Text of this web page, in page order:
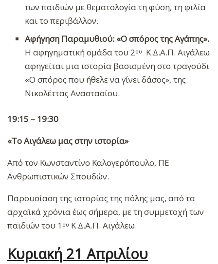
των παιδιών με θεματολογία τη φύση, τη φιλία
και το περιβάλλον.
Αφήγηση Παραμυθιού: «Ο σπόρος της Αγάπης».
Η αφηγηματική ομάδα του 2ου
Κ.Δ.Α.Π. Αιγάλεω
αφηγείται μια ιστορία βασισμένη στο τραγούδι
«Ο σπόρος που ήθελε να γίνει δάσος», της
Νικολέττας Αναστασίου.
19:15 – 19:30
«Το Αιγάλεω μας στην ιστορία»
Από τον Κωνσταντίνο Καλογερόπουλο, ΠΕ
Ανθρωπιστικών Σπουδών.
Παρουσίαση της ιστορίας της πόλης μας, από τα
αρχαϊκά χρόνια έως σήμερα, με τη συμμετοχή των
παιδιών του 1 ου Κ.Δ.Α.Π. Αιγάλεω.
Κυριακή 21 Απριλίου